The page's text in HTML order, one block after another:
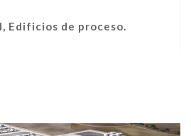
Edificios de proceso.